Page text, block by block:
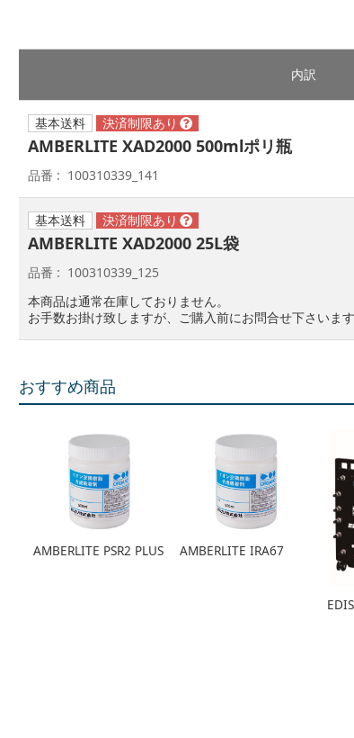
内訳
基本送料
AMBERLITE XAD2000 500mlポリ瓶
品番 100310339_141
基本送料
AMBERLITE XAD2000 25L袋
品番
100310339_125
本商品は通常在庫しておりません。
お手数お掛け致しますが、ご購入前にお問合せ下さいま
おすすめ商品
AMBERLITE PSR2 PLUS AMBERLITE IRA67